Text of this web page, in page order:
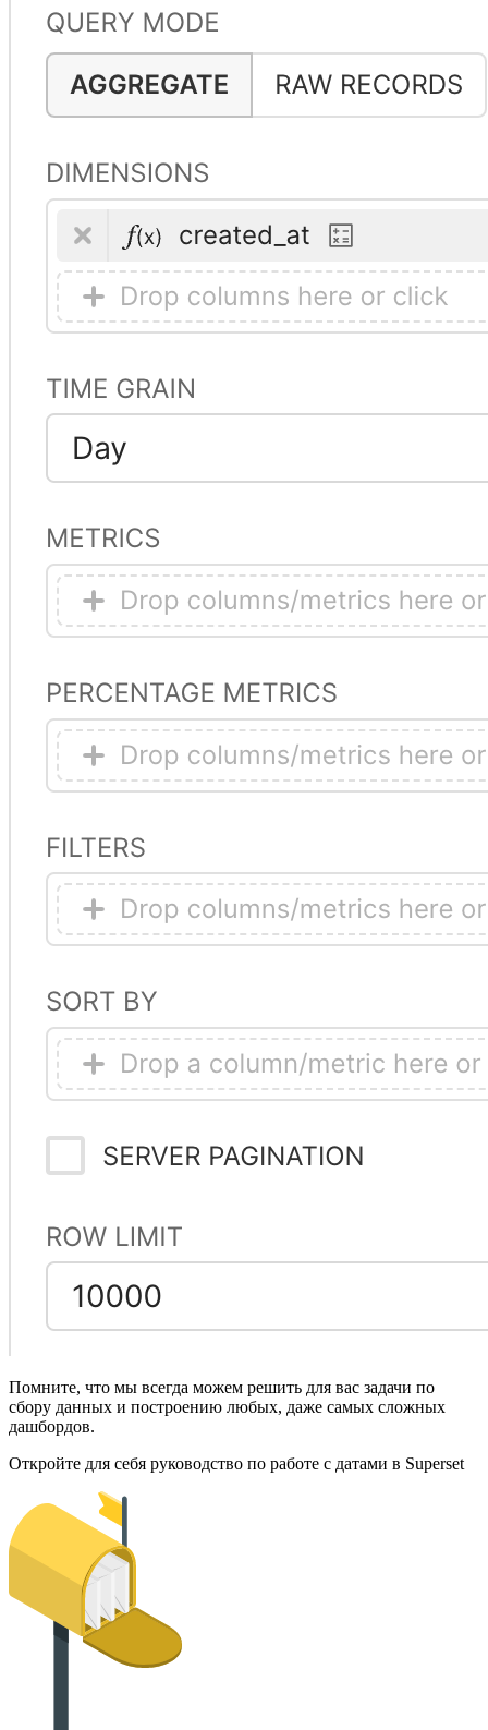
Помните, что мы всегда можем решить для вас задачи по
сбору данных и построению любых, даже самых сложных
дашбордов.
Откройте для себя руководство по работе с датами в Superset